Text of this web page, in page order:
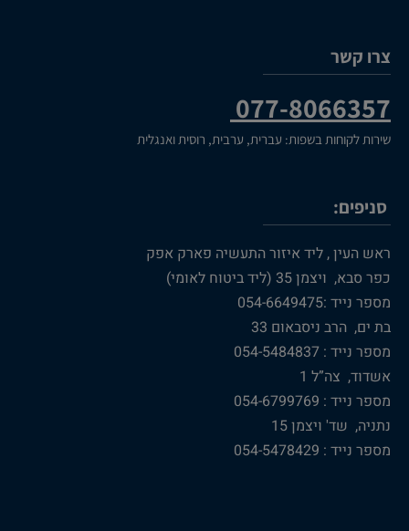
צרו קשר
077-8066357
שירות לקוחות בשפות: עברית, ערבית, רוסית ואנגלית
סניפים:
ראש העין , ליד איזור התעשיה פארק אפק
כפר סבא, ויצמן 35 (ליד ביטוח לאומי)
מספר נייד :054-6649475
בת ים, הרב ניסבאום 33
מספר נייד : 054-5484837
אשדוד, צה”ל 1
מספר נייד : 054-6799769
נתניה, שד' ויצמן 15
מספר נייד : 054-5478429